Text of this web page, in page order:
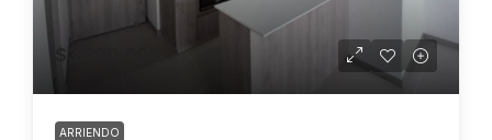
$3.200.000
ARRIENDO